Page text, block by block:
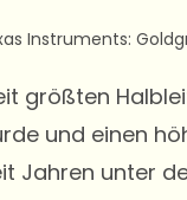
größten
und einen
Jahren unter